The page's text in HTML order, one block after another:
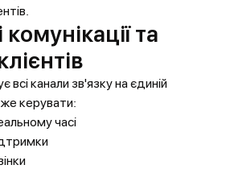
та
всі канали зв'язку на єдиній
керувати:
часі